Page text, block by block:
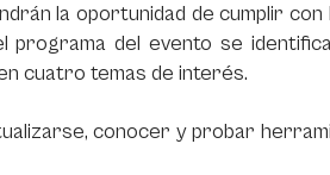
la oportunidad de cumplir
programa del evento se
cuatro temas de interés.
conocer y probar